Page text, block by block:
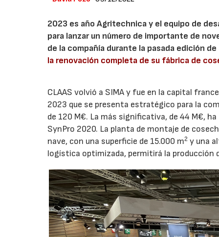
2023 es año Agritechnica y el equipo de
para lanzar un número de importante de
de la compañía durante la pasada edición
la renovación completa de su fábrica de
CLAAS volvió a SIMA y fue en la capital
2023 que se presenta estratégico para la
de 120 M€. La más significativa, de 44 M€,
SynPro 2020. La planta de montaje de
nave, con una superficie de 15.000 m2 y una
logística optimizada, permitirá la producción